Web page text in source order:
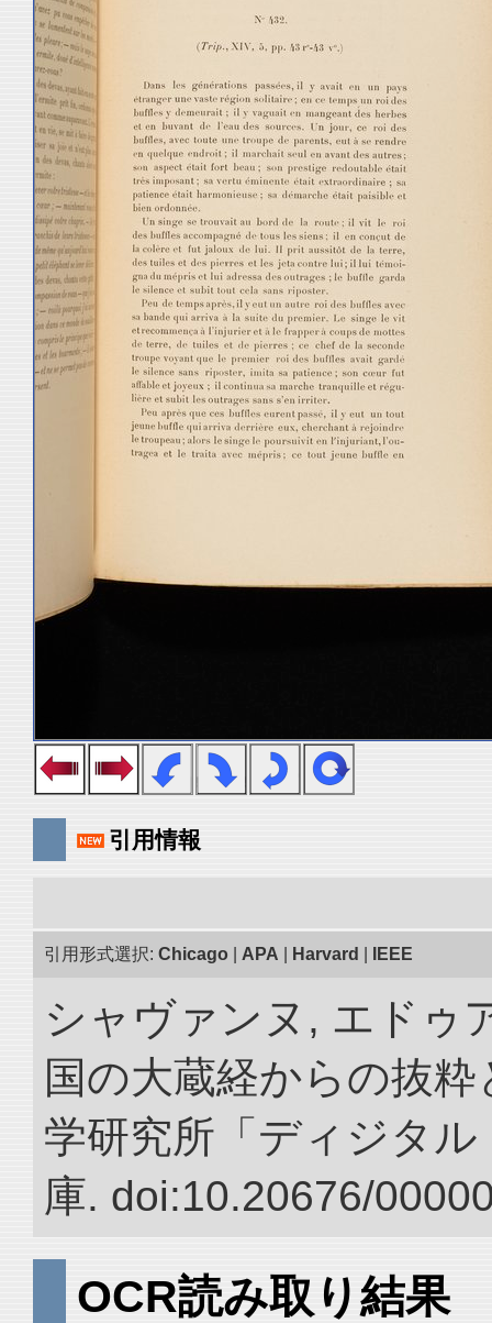
引用情報
引用形式選択: Chicago APA Harvard IEEE
シャヴァンヌ, エドゥ
国の大蔵経からの抜
学研究所「ディジタ
庫. doi:10.20676/
OCR読み取り結果